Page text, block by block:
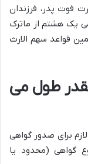
فوت پدر، فرزندان
یک هشتم از ماترک
قواعد سهم الارث
طول می
برای صدور گواهی
گواهی (محدود یا